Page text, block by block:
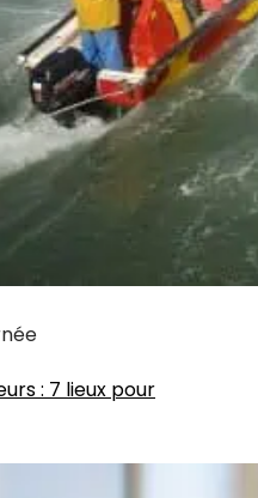
: 7 lieux pour